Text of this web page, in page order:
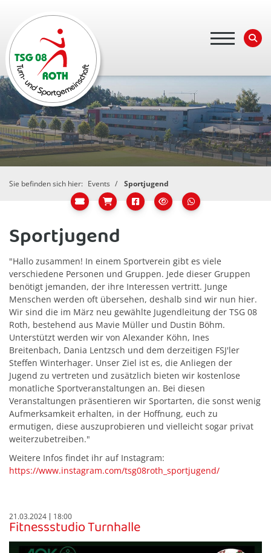
Sie befinden sich hier: Events Sportjugend
Sportjugend
"Hallo zusammen! In einem Sportverein gibt es viele
verschiedene Personen und Gruppen. Jede dieser Gruppen
benötigt jemanden, der ihre Interessen vertritt. Junge
Menschen werden oft übersehen, deshalb sind wir nun hier.
Wir sind die im März neu gewählte Jugendleitung der TSG 08
Roth, bestehend aus Mavie Müller und Dustin Böhm.
Unterstützt werden wir von Alexander Köhn, Ines
Breitenbach, Dania Lentzsch und dem derzeitigen FSJ'ler
Steffen Winterhager. Unser Ziel ist es, die Anliegen der
Jugend zu vertreten und zusätzlich bieten wir kostenlose
monatliche Sportveranstaltungen an. Bei diesen
Veranstaltungen präsentieren wir Sportarten, die sonst wenig
Aufmerksamkeit erhalten, in der Hoffnung, euch zu
ermutigen, diese auszuprobieren und vielleicht sogar privat
weiterzubetreiben."
Weitere Infos findet ihr auf Instagram:
https://www.instagram.com/tsg08roth_sportjugend/
21.03.2024 18:00
Fitnessstudio Turnhalle